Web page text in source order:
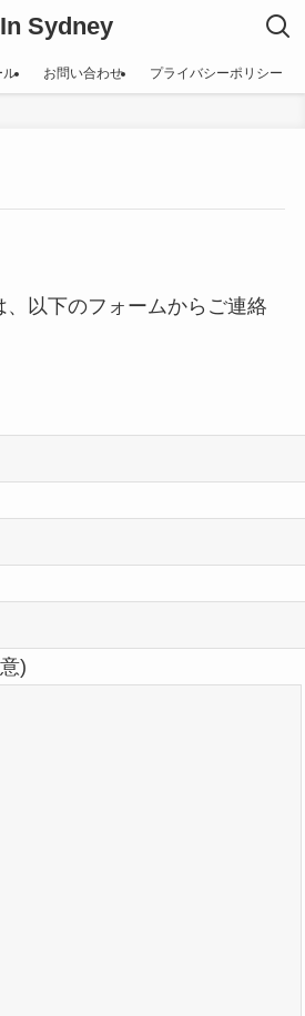
In Sydney
ル お問い合わせ プライバシーポリシー
、以下のフォームからご連絡
)